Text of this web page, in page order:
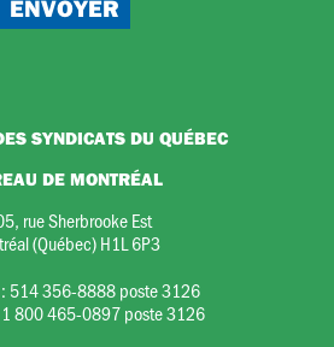
SYNDICATS DU QUÉBEC
DE MONTRÉAL
rue Sherbrooke Est
(Québec) H1L 6P3
514 356-8888 poste 3126
1 800 465-0897 poste 3126